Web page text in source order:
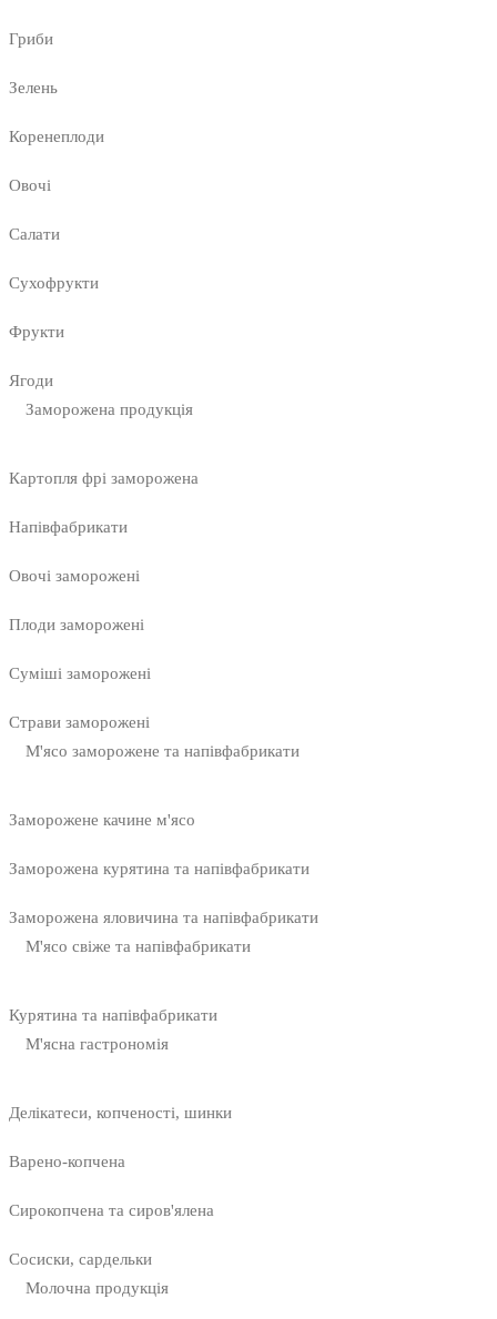
Гриби
Зелень
Коренеплоди
Овочі
Салати
Сухофрукти
Фрукти
Ягоди
Заморожена продукція
Картопля фрі заморожена
Напівфабрикати
Овочі заморожені
Плоди заморожені
Суміші заморожені
Страви заморожені
М'ясо заморожене та напівфабрикати
Заморожене качине м'ясо
Заморожена курятина та напівфабрикати
Заморожена яловичина та напівфабрикати
М'ясо свіже та напівфабрикати
Курятина та напівфабрикати
М'ясна гастрономія
Делікатеси, копченості, шинки
Варено-копчена
Сирокопчена та сиров'ялена
Сосиски, сардельки
Молочна продукція